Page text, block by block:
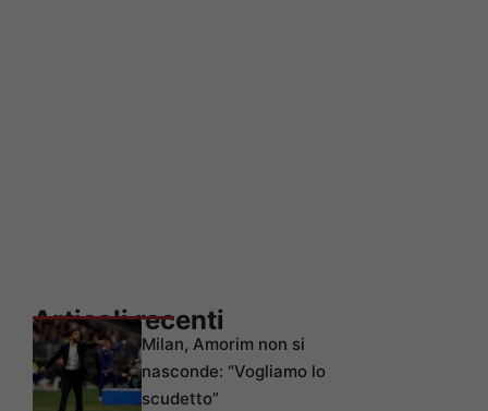
Articoli recenti
Milan, Amorim non si
nasconde: “Vogliamo lo
scudetto”